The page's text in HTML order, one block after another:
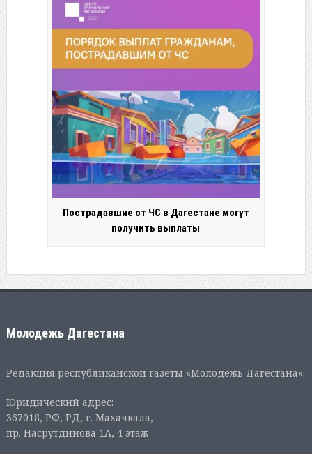
Пострадавшие от ЧС в Дагестане могут
получить выплаты
Молодежь Дагестана
Редакция республиканской газеты «Молодежь Дагестана».
Юридический адрес:
367018, РФ, РД, г. Махачкала,
пр. Насрутдинова 1А, 4 этаж